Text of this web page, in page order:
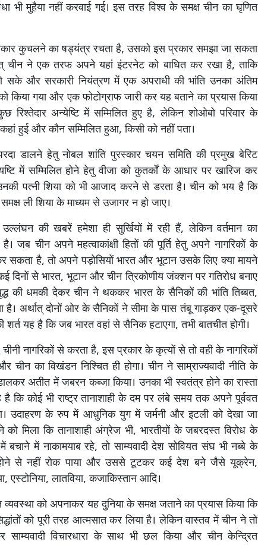
भी मुहैया नहीं करवाई गई। इस तरह विश्व के समक्ष चीन का घृणित
कुचलने का षड्यंत्र रचता है, उसको इस प्रकार समझा जा सकता
चीन ने एक तरफ अपने यहां इंटरनेट को बाधित कर रखा है, ताकि
सके और सरकारी नियंत्रण में एक अपराधी की भांति उनका अंतिम
किया गया और एक फोटोग्राफ जारी कर यह बताने का प्रयास किया
रिश्तेदार अन्येष्टि में सम्मिलित हुए है, लेकिन शोओबो परिवार के
हुई और कौन सम्मिलित हुआ, किसी को नहीं पता।
डालने हेतु नोबल शांति पुरस्कार चयन समिति की प्रमुख बेरिट
में सम्मिलित होने हेतु वीजा को कुतर्कों के आधार पर खारिज कर
पत्नी शिया को भी आजाद करने से डरता है। चीन को भय है कि
ली शिया के माध्यम से उजागर न हो जाए।
की खबरें हमेशा ही सुर्खियों में रही हैं, लेकिन वर्तमान का
जब चीन अपने महत्वाकांक्षी हितों की पूर्ति हेतु अपने नागरिकों के
कर सकता है, तो अपने पड़ोसियों भारत और भूटान उसके लिए क्या मायने
दिनों से भारत, भूटान और चीन त्रिकोणीय जंक्शन पर गतिरोध बनाए
की धमकी देकर चीन ने थककर भारत के सैनिकों की भांति तिब्बत,
है। अर्थात् दोनों ओर के सैनिकों ने सीमा के पास तंबू गाड़कर एक-दूसरे
यह है कि जब भारत वहां से सैनिक हटाएगा, तभी बातचीत होगी।
चीनी नागरिकों से करता है, इस प्रकार के कृत्यों से तो वही के नागरिकों
का विखंडन निश्चित ही होगा। चीन ने साम्राज्यवादी नीति के
अतीत मेंं जबरन कब्जा किया। उनका भी स्वतंत्र होने का रास्ता
है कि कोई भी राष्ट्र तानाशाही के दम पर लंबे समय तक अपने पूर्ववत
उदाहरण के रुप में आधुनिक युग में जर्मनी और इटली को देखा जा
मिला कि तानाशाही अंग्रेज भी, भारतीयों के जबरदस्त विरोध के
बचाने में नाकामयाब रहे, तो साम्यवादी देश सोवियत संघ भी नब्बे के
से नहीं रोक पाया और उससे टूटकर कई देश बने जैसे यूक्रेन,
एस्टोनिया, लातविया, कजाकिस्तान आदि।
व्यवस्था को अपनाकर यह दुनिया के समक्ष जताने का प्रयास किया कि
को पूरी तरह आत्मसात कर लिया है। लेकिन वास्तव में चीन ने तो
साम्यवादी विचारधारा के साथ भी छल किया और चीन केन्द्रित